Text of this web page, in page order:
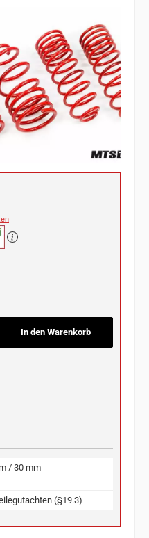
Wert ein oder benutze die Schaltflächen
In den Warenkorb
/ 30 mm
(§19.3)